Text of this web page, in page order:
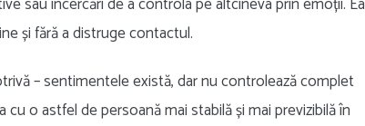
și fără a distruge contactul.
– sentimentele există, dar nu controlează complet
o astfel de persoană mai stabilă și mai previzibilă în